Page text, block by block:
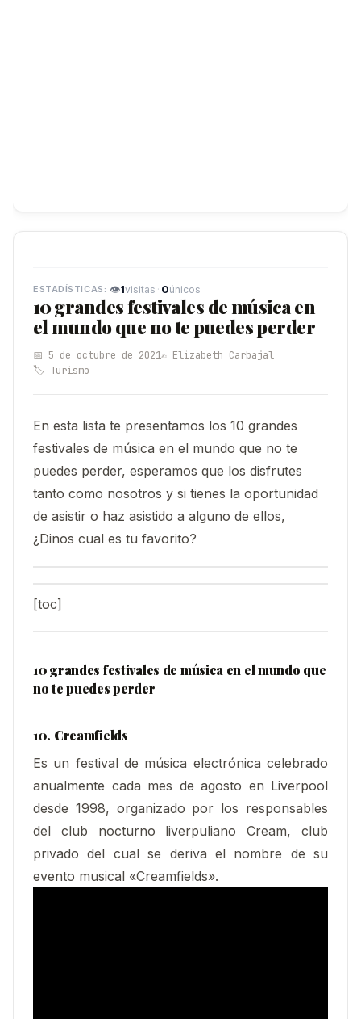
👁1visitas · 0únicos
10 grandes festivales de música en
el mundo que no te puedes perder
📅 5 de octubre de 2021✍️ Elizabeth Carbajal
🏷️ Turismo
En esta lista te presentamos los 10 grandes
festivales de música en el mundo que no te
puedes perder, esperamos que los disfrutes
tanto como nosotros y si tienes la oportunidad
de asistir o haz asistido a alguno de ellos,
¿Dinos cual es tu favorito?
[toc]
10 grandes festivales de música en el mundo que
no te puedes perder
10. Creamfields
Es un festival de música electrónica celebrado
anualmente cada mes de agosto en Liverpool
desde 1998, organizado por los responsables
del club nocturno liverpuliano Cream, club
privado del cual se deriva el nombre de su
evento musical «Creamfields».